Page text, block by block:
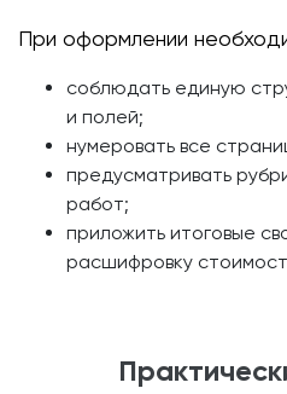
При оформлении
соблюдать единую
и полей;
нумеровать все
предусматривать
работ;
приложить итоговые
расшифровку